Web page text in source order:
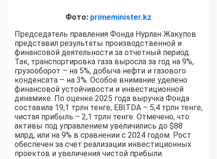
Фото: primeminister.kz
Председатель правления Фонда Нурлан Жакупов
представил результаты производственной и
финансовой деятельности за отчетный период.
Так, транспортировка газа выросла за год на 9%,
грузооборот – на 5%, добыча нефти и газового
конденсата – на 3%. Особое внимание уделено
финансовой устойчивости и инвестиционной
динамике. По оценке 2025 года выручка Фонда
составила 19,1 трлн тенге, EBITDA – 5,4 трлн тенге,
чистая прибыль – 2,1 трлн тенге. Отмечено, что
активы под управлением увеличились до $88
млрд, или на 9% в сравнении с 2024 годом. Рост
обеспечен за счет реализации инвестиционных
проектов и увеличения чистой прибыли.